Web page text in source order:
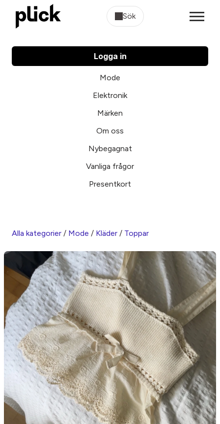
Sök
Logga in
Mode
Elektronik
Märken
Om oss
Nybegagnat
Vanliga frågor
Presentkort
Alla kategorier / Mode / Kläder / Toppar